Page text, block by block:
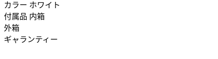
カラー ホワイト
付属品 内箱
外箱
ギャランティー